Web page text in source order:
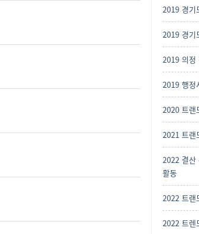
2019 경기
2019 경기
2019 의정
2019 행정
2020 트랜
2021 트랜
2022 결산
활동
2022 트랜
2022 트렌